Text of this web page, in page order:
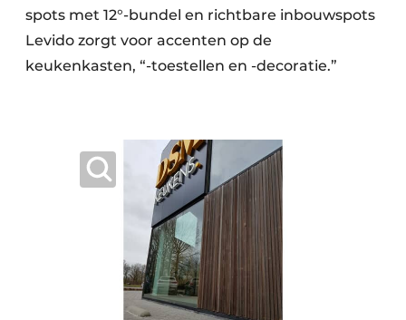
spots met 12°-bundel en richtbare inbouwspots
Levido zorgt voor accenten op de
keukenkasten, “-toestellen en -decoratie.”